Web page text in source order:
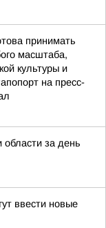
принимать
масштаба,
культуры и
на пресс-
за день
ввести новые